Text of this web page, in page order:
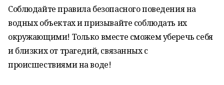
Соблюдайте правила безопасного поведения на
водных объектах и призывайте соблюдать их
окружающими! Только вместе сможем уберечь себя
и близких от трагедий, связанных с
происшествиями на воде!